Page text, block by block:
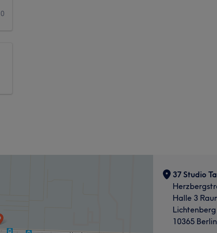
0
37 Studio
Halle 3
Lichtenberg
10365 Berlin